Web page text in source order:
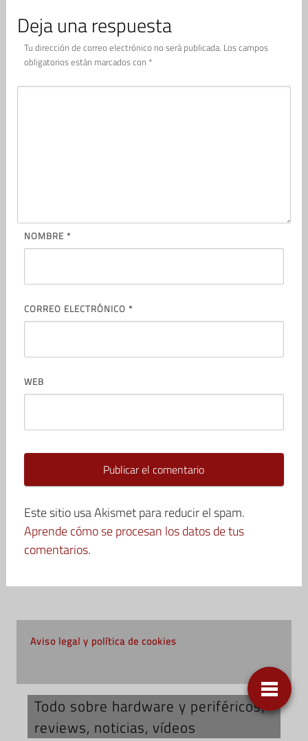
Deja una respuesta
Tu dirección de correo electrónico no será publicada. Los campos
obligatorios están marcados con *
NOMBRE *
CORREO ELECTRÓNICO *
WEB
Este sitio usa Akismet para reducir el spam.
Aprende cómo se procesan los datos de tus
comentarios.
Aviso legal y política de cookies
Todo sobre hardware y periféricos;
reviews, noticias, vídeos